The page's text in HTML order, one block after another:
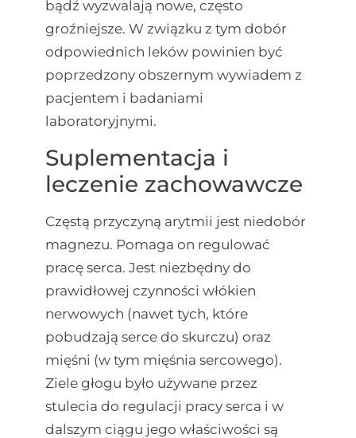
bądź wyzwalają nowe, często
groźniejsze. W związku z tym dobór
odpowiednich leków powinien być
poprzedzony obszernym wywiadem z
pacjentem i badaniami
laboratoryjnymi.
Suplementacja i
leczenie zachowawcze
Częstą przyczyną arytmii jest niedobór
magnezu. Pomaga on regulować
pracę serca. Jest niezbędny do
prawidłowej czynności włókien
nerwowych (nawet tych, które
pobudzają serce do skurczu) oraz
mięśni (w tym mięśnia sercowego).
Ziele głogu było używane przez
stulecia do regulacji pracy serca i w
dalszym ciągu jego właściwości są